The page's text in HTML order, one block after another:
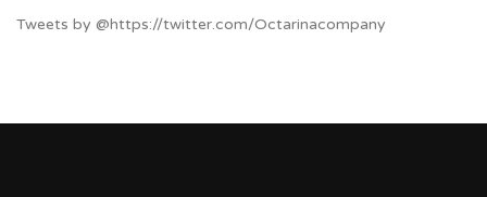
Tweets by @https://twitter.com/Octarinacompany